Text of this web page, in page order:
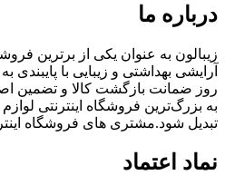
درباره ما
زیبالون به عنوان یکی از برترین
روز ضمانت بازگشت کالا و تضمین
به بزرگ‌ترین فروشگاه اینترنتی
تبدیل شود.مشتری های فروشگاه
نماد اعتماد